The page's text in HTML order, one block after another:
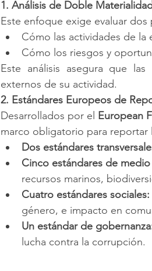
1. Análisis de Doble Materialidad
Este enfoque exige evaluar dos
Cómo las actividades de la
Cómo los riesgos y
Este análisis asegura que
externos de su actividad.
2. Estándares Europeos de
Desarrollados por el European
marco obligatorio para reportar
Dos estándares
Cinco estándares de
recursos marinos,
Cuatro estándares sociales:
género, e impacto en
Un estándar de
lucha contra la corrupción.